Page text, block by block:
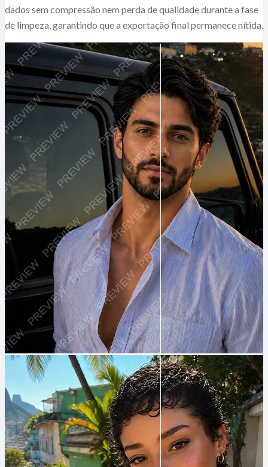
dados sem compressão nem perda de qualidade durante a fase
de limpeza, garantindo que a exportação final permanece nítida.